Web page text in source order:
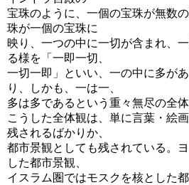
宝珠のように、一個の宝珠が無数
珠が一個の宝珠に
映り、一つの中に一切が含まれ、
る様を「一即一切、
一切一即」といい、一の中に多が
り、しかも、一は一、
多は多であるという重々無尽の全
こうした全体観は、単に言葉・絵
残されるばかりか、
都市景観としても残されている。
した都市景観、
イスラム圏ではモスクを核とした